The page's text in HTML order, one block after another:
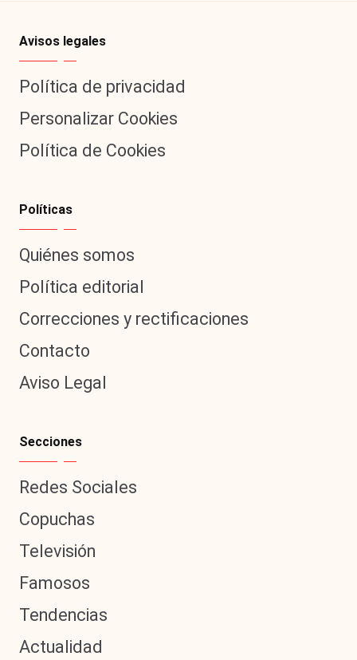
Avisos legales
Política de privacidad
Personalizar Cookies
Política de Cookies
Políticas
Quiénes somos
Política editorial
Correcciones y rectificaciones
Contacto
Aviso Legal
Secciones
Redes Sociales
Copuchas
Televisión
Famosos
Tendencias
Actualidad